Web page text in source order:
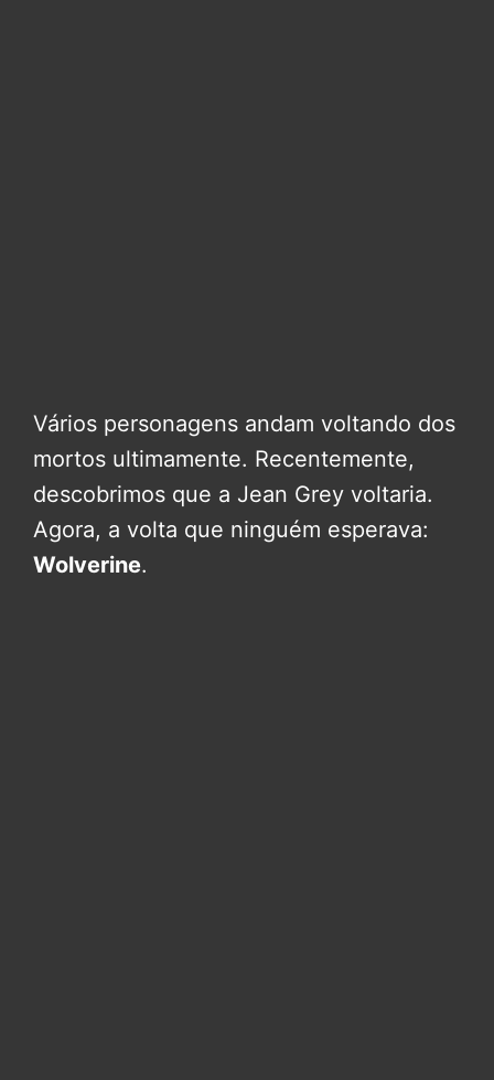
Vários personagens andam voltando dos
mortos ultimamente. Recentemente,
descobrimos que a Jean Grey voltaria.
Agora, a volta que ninguém esperava:
Wolverine.